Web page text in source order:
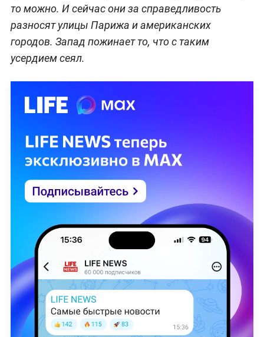
то можно. И сейчас они за справедливость
разносят улицы Парижа и американских
городов. Запад пожинает то, что с таким
усердием сеял.